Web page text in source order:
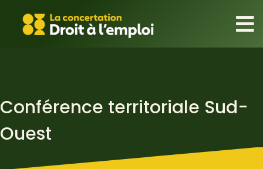
Conférence territoriale Sud-
Ouest